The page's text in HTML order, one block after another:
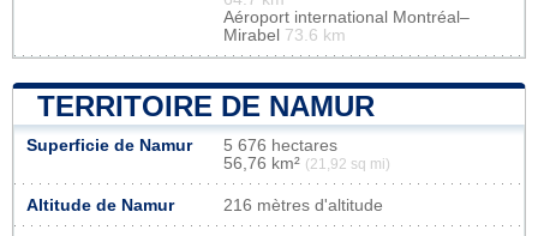
Aéroport international Montréal–
Mirabel 73.6 km
TERRITOIRE DE NAMUR
Superficie de Namur
5 676 hectares
56,76 km² (21,92 sq mi)
Altitude de Namur 216 mètres d'altitude